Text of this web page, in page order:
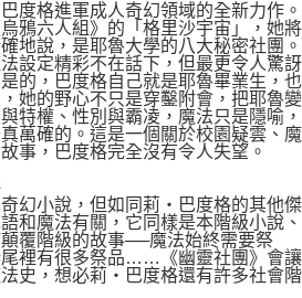
格進軍成人奇幻領域的全新力作。
鴉六人組》的「格里沙宇宙」，她將
地說，是耶魯大學的八大秘密社團。
設定精彩不在話下，但最更令人驚訝
的，巴度格自己就是耶魯畢業生，也
她的野心不只是穿鑿附會，把耶魯變
特權、性別與霸凌，魔法只是隱喻，
萬確的。這是一個關於校園疑雲、魔
事，巴度格完全沒有令人失望。
小說，但如同莉・巴度格的其他傑
和魔法有關，它同樣是本階級小說、
覆階級的故事──魔法始終需要祭
尾裡有很多祭品……《幽靈社團》會讓
史，想必莉・巴度格還有許多社會階